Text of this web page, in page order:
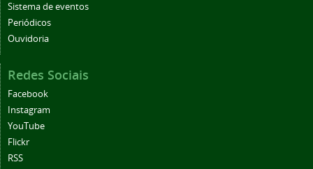
Sistema de eventos
Periódicos
Ouvidoria
Redes Sociais
Facebook
Instagram
YouTube
Flickr
RSS